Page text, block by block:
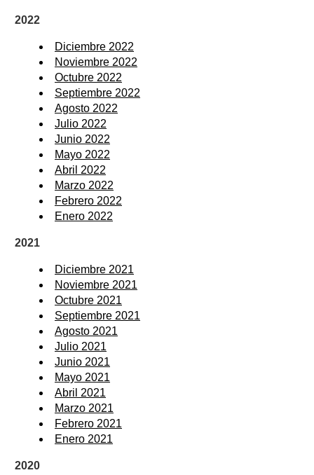
2022
Diciembre 2022
Noviembre 2022
Octubre 2022
Septiembre 2022
Agosto 2022
Julio 2022
Junio 2022
Mayo 2022
Abril 2022
Marzo 2022
Febrero 2022
Enero 2022
2021
Diciembre 2021
Noviembre 2021
Octubre 2021
Septiembre 2021
Agosto 2021
Julio 2021
Junio 2021
Mayo 2021
Abril 2021
Marzo 2021
Febrero 2021
Enero 2021
2020